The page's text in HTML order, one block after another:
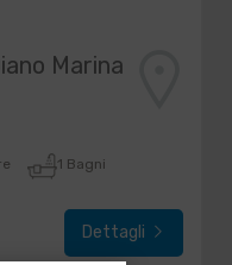
Marina
1 Bagni
Dettagli